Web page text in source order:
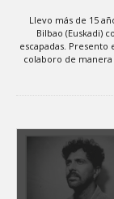
Llevo más de 15
Bilbao (Euskadi)
escapadas.
colaboro de